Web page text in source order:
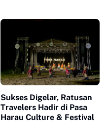
Sukses Digelar, Ratusan
Travelers Hadir di Pasa
Harau Culture & Festival